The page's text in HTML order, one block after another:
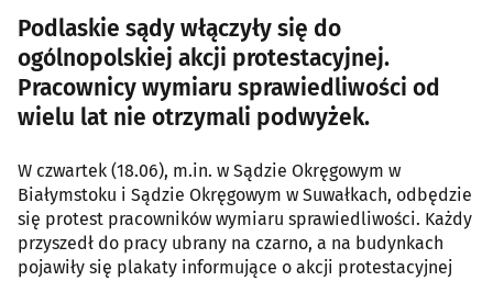
Podlaskie sądy włączyły się do
ogólnopolskiej akcji protestacyjnej.
Pracownicy wymiaru sprawiedliwości od
wielu lat nie otrzymali podwyżek.
W czwartek (18.06), m.in. w Sądzie Okręgowym w
Białymstoku i Sądzie Okręgowym w Suwałkach, odbędzie
się protest pracowników wymiaru sprawiedliwości. Każdy
przyszedł do pracy ubrany na czarno, a na budynkach
pojawiły się plakaty informujące o akcji protestacyjnej